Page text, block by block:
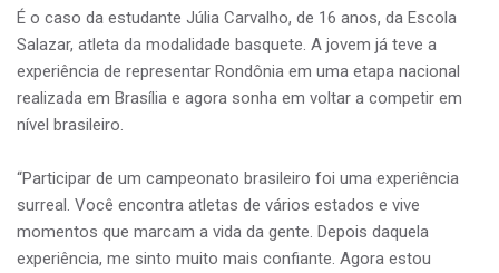
É o caso da estudante Júlia Carvalho, de 16 anos, da Escola
Salazar, atleta da modalidade basquete. A jovem já teve a
experiência de representar Rondônia em uma etapa nacional
realizada em Brasília e agora sonha em voltar a competir em
nível brasileiro.
“Participar de um campeonato brasileiro foi uma experiência
surreal. Você encontra atletas de vários estados e vive
momentos que marcam a vida da gente. Depois daquela
experiência, me sinto muito mais confiante. Agora estou